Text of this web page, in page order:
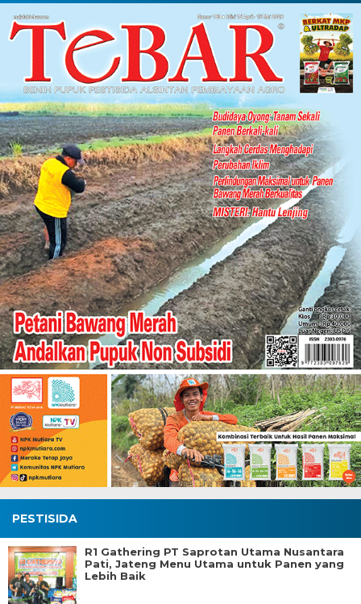
PESTISIDA
R1 Gathering PT Saprotan Utama Nusantara
Pati, Jateng Menu Utama untuk Panen yang
Lebih Baik